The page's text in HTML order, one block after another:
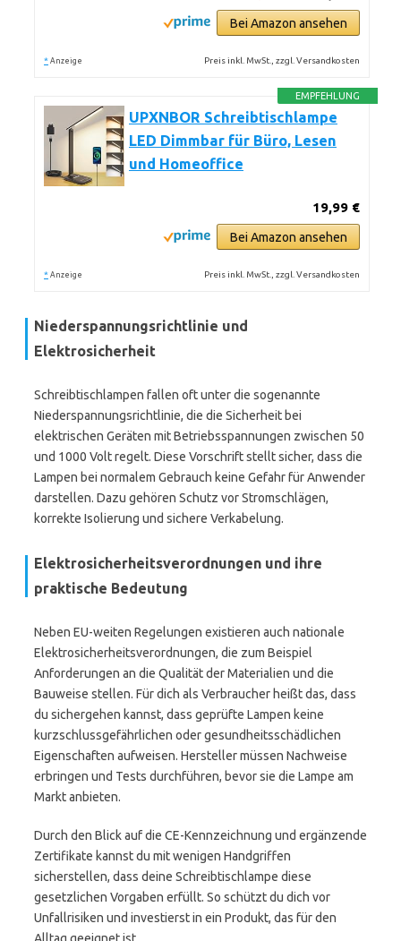
Bei Amazon ansehen
* Anzeige Preis inkl. MwSt., zzgl. Versandkosten
EMPFEHLUNG
UPXNBOR Schreibtischlampe
LED Dimmbar für Büro, Lesen
und Homeoffice
19,99 €
Bei Amazon ansehen
* Anzeige Preis inkl. MwSt., zzgl. Versandkosten
Niederspannungsrichtlinie und
Elektrosicherheit
Schreibtischlampen fallen oft unter die sogenannte
Niederspannungsrichtlinie, die die Sicherheit bei
elektrischen Geräten mit Betriebsspannungen zwischen 50
und 1000 Volt regelt. Diese Vorschrift stellt sicher, dass die
Lampen bei normalem Gebrauch keine Gefahr für Anwender
darstellen. Dazu gehören Schutz vor Stromschlägen,
korrekte Isolierung und sichere Verkabelung.
Elektrosicherheitsverordnungen und ihre
praktische Bedeutung
Neben EU-weiten Regelungen existieren auch nationale
Elektrosicherheitsverordnungen, die zum Beispiel
Anforderungen an die Qualität der Materialien und die
Bauweise stellen. Für dich als Verbraucher heißt das, dass
du sichergehen kannst, dass geprüfte Lampen keine
kurzschlussgefährlichen oder gesundheitsschädlichen
Eigenschaften aufweisen. Hersteller müssen Nachweise
erbringen und Tests durchführen, bevor sie die Lampe am
Markt anbieten.
Durch den Blick auf die CE-Kennzeichnung und ergänzende
Zertifikate kannst du mit wenigen Handgriffen
sicherstellen, dass deine Schreibtischlampe diese
gesetzlichen Vorgaben erfüllt. So schützt du dich vor
Unfallrisiken und investierst in ein Produkt, das für den